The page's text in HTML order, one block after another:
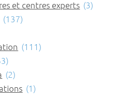
et centres experts (3)
(137)
(111)
(2)
(1)